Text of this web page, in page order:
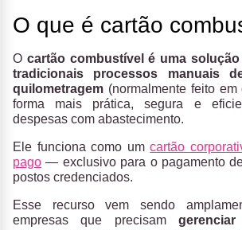
O que é cartão
O cartão combustível é uma
tradicionais processos manuais
quilometragem (normalmente feito em
forma mais prática, segura e
despesas com abastecimento.
Ele funciona como umcartão
pago — exclusivo para o pagamento
postos credenciados.
Esse recurso vem sendo
empresas que precisam